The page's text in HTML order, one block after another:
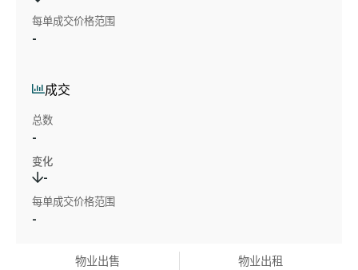
每单成交价格范围
-
成交
总数
-
变化
-
每单成交价格范围
-
物业出售 物业出租